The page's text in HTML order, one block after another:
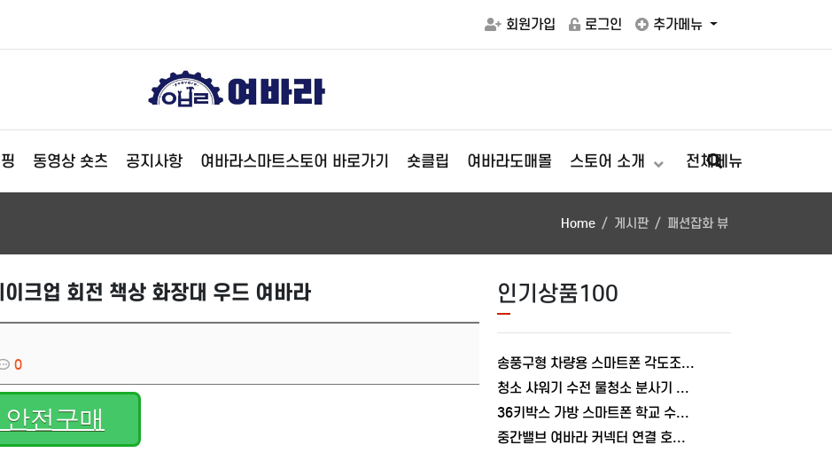
회원가입 로그인 추가메뉴
동영상 숏츠 공지사항 여바라스마트스토어 바로가기 숏클립 여바라도매몰 스토어 소개 전체메뉴
Home 게시판 패션잡화 뷰
크업 회전 책상 화장대 우드 여바라
0
전구매
인기상품100
송풍구형 차량용 스마트폰 각도조절 충전거치대 폴드거치대 여바라
청소 샤워기 수전 물청소 분사기 베란다 미니건 욕실 변기 세트 여바라
36키박스 가방 스마트폰 학교 수거함 보관함 케이스 휴대폰 학원 여바라
중간밸브 여바라 커넥터 연결 호스 배관 물호스 원터치 부속 잠금 어댑터